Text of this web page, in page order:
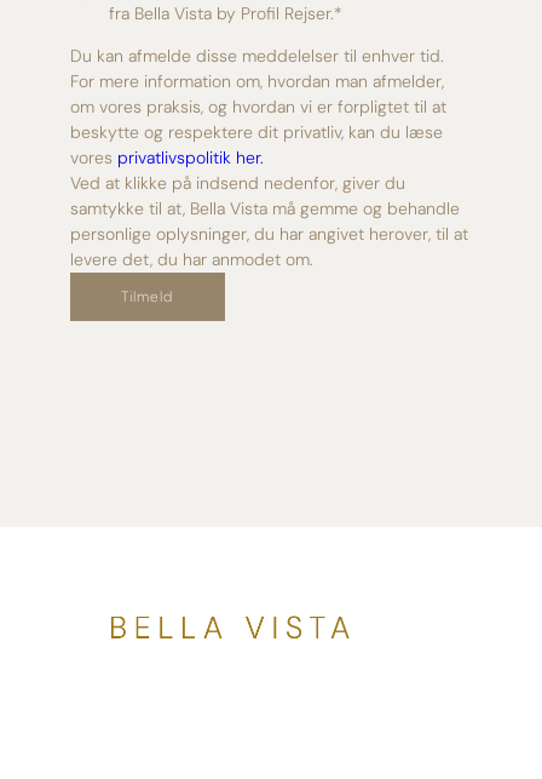
fra Bella Vista by Profil Rejser.*
Du kan afmelde disse meddelelser til enhver tid.
For mere information om, hvordan man afmelder,
om vores praksis, og hvordan vi er forpligtet til at
beskytte og respektere dit privatliv, kan du læse
vores privatlivspolitik her.
Ved at klikke på indsend nedenfor, giver du
samtykke til at, Bella Vista må gemme og behandle
personlige oplysninger, du har angivet herover, til at
levere det, du har anmodet om.